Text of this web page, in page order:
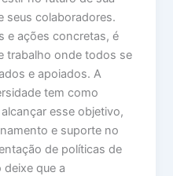
seus colaboradores.
e ações concretas, é
trabalho onde todos se
e apoiados. A
tem como
esse objetivo,
e suporte no
de políticas de
que a